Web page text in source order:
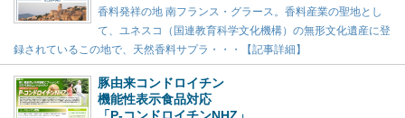
香料発祥の地 南フランス・グラース。香料産業の聖地とし
て、ユネスコ（国連教育科学文化機構）の無形文化遺産に登
録されているこの地で、天然香料サプラ・・・【記事詳細】
豚由来コンドロイチン
機能性表示食品対応